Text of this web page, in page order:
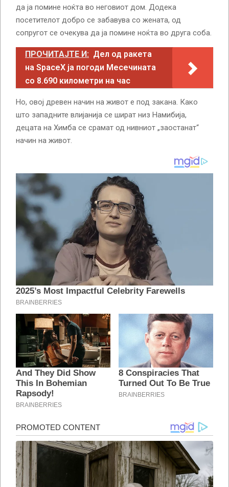
да ја помине ноќта во неговиот дом. Додека
посетителот добро се забавува со жената, од
сопругот се очекува да ја помине ноќта во друга соба.
ПРОЧИТАЈТЕ И: Дел од ракета
на SpaceX ја погоди Месечината
со 8.690 километри на час
Но, овој древен начин на живот е под закана. Како
што западните влијанија се шират низ Намибија,
децата на Химба се срамат од нивниот „заостанат“
начин на живот.